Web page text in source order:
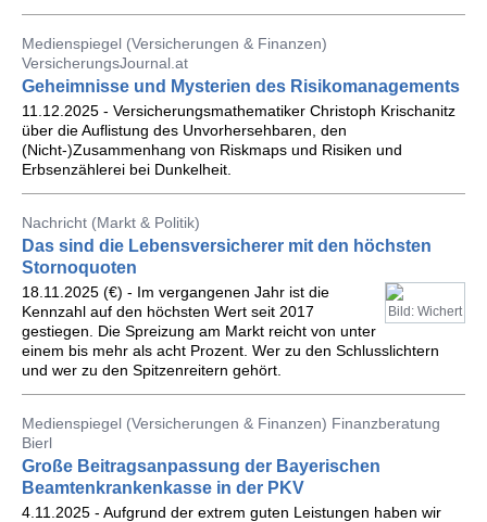
Medienspiegel (Versicherungen & Finanzen)
VersicherungsJournal.at
Geheimnisse und Mysterien des Risikomanagements
11.12.2025 - Versicherungsmathematiker Christoph Krischanitz
über die Auflistung des Unvorhersehbaren, den
(Nicht-)Zusammenhang von Riskmaps und Risiken und
Erbsenzählerei bei Dunkelheit.
Nachricht (Markt & Politik)
Das sind die Lebensversicherer mit den höchsten
Stornoquoten
Bild: Wichert
18.11.2025 (€) - Im vergangenen Jahr ist die
Kennzahl auf den höchsten Wert seit 2017
gestiegen. Die Spreizung am Markt reicht von unter
einem bis mehr als acht Prozent. Wer zu den Schlusslichtern
und wer zu den Spitzenreitern gehört.
Medienspiegel (Versicherungen & Finanzen) Finanzberatung
Bierl
Große Beitragsanpassung der Bayerischen
Beamtenkrankenkasse in der PKV
4.11.2025 - Aufgrund der extrem guten Leistungen haben wir